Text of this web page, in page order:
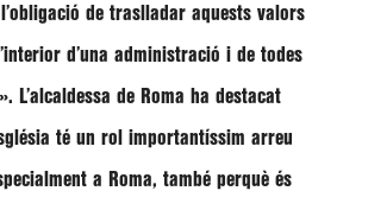
de traslladar aquests valors
d’una administració i de todes
L’alcaldessa de Roma ha destacat
té un rol importantíssim arreu
a Roma, també perquè és